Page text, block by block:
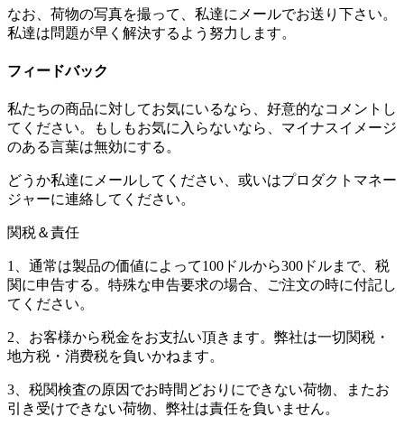
なお、荷物の写真を撮って、私達にメールでお送り下さい。
私達は問題が早く解決するよう努力します。
フィードバック
私たちの商品に対してお気にいるなら、好意的なコメントし
てください。もしもお気に入らないなら、マイナスイメージ
のある言葉は無効にする。
どうか私達にメールしてください、或いはプロダクトマネー
ジャーに連絡してください。
関税＆責任
1、通常は製品の価値によって100ドルから300ドルまで、税
関に申告する。特殊な申告要求の場合、ご注文の時に付記し
てください。
2、お客様から税金をお支払い頂きます。弊社は一切関税・
地方税・消费税を負いかねます。
3、税関検査の原因でお時間どおりにできない荷物、またお
引き受けできない荷物、弊社は責任を負いません。